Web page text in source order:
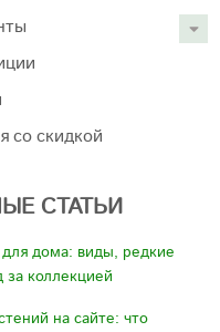
со скидкой
СТАТЬИ
дома: виды, редкие
за коллекцией
на сайте: что